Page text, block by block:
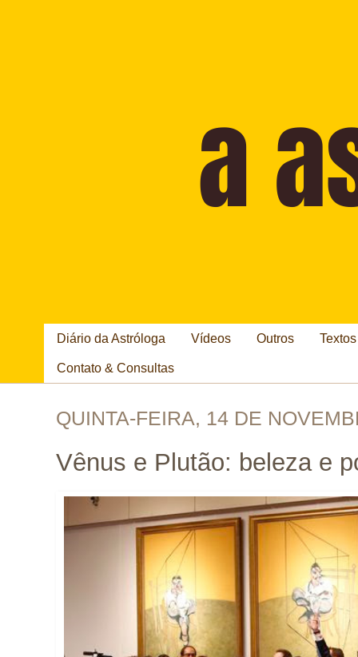
Diário da Astróloga Vídeos Outros
Contato & Consultas
QUINTA-FEIRA, 14 DE
Vênus e Plutão: beleza e